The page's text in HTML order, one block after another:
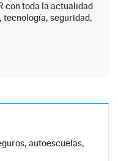
con toda la actualidad
tecnología, seguridad,
autoescuelas,